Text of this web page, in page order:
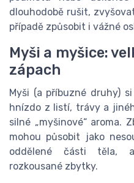
dlouhodobě rušit,
případě způsobit i vážné
Myši a myšice:
zápach
Myši (a příbuzné druhy)
hnízdo z listí, trávy a
silné „myšinové“ aroma.
mohou působit jako
oddělené části těla,
rozkousané zbytky.